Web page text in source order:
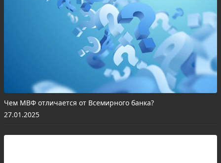
Чем МВФ отличается от Всемирного банка?
27.01.2025